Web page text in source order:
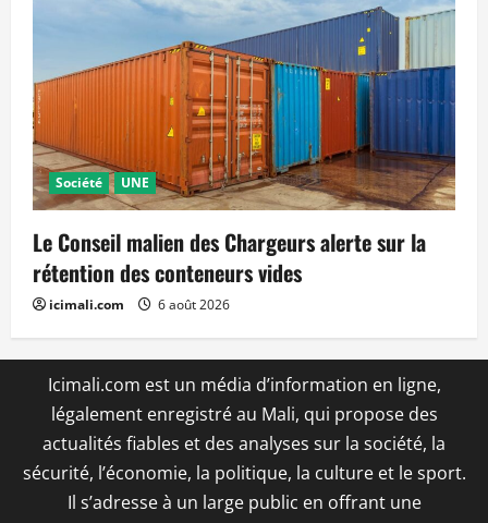
Société UNE
Le Conseil malien des Chargeurs alerte sur la
rétention des conteneurs vides
icimali.com 6 août 2026
Icimali.com est un média d’information en ligne,
légalement enregistré au Mali, qui propose des
actualités fiables et des analyses sur la société, la
sécurité, l’économie, la politique, la culture et le sport.
Il s’adresse à un large public en offrant une